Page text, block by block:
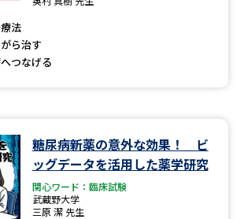
索
ト特集 夢ナビライブ
法
ら治す
つなげる
糖尿病新薬の意外な効果！ ビ
ッグデータを活用した薬学研究
関心ワード：臨床試験
武蔵野大学
三原 潔 先生